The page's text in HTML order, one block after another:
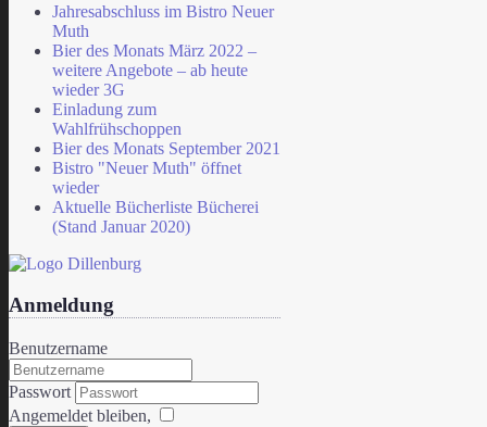
Jahresabschluss im Bistro Neuer
Muth
Bier des Monats März 2022 –
weitere Angebote – ab heute
wieder 3G
Einladung zum
Wahlfrühschoppen
Bier des Monats September 2021
Bistro "Neuer Muth" öffnet
wieder
Aktuelle Bücherliste Bücherei
(Stand Januar 2020)
Anmeldung
Benutzername
Passwort
Angemeldet bleiben,